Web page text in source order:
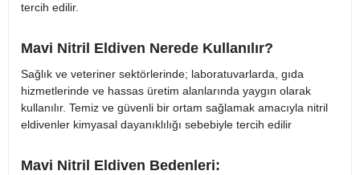
tercih edilir​.
Mavi Nitril Eldiven Nerede Kullanılır?
Sağlık ve veteriner sektörlerinde; laboratuvarlarda, gıda
hizmetlerinde ve hassas üretim alanlarında yaygın olarak
kullanılır. Temiz ve güvenli bir ortam sağlamak amacıyla nitril
eldivenler kimyasal dayanıklılığı sebebiyle tercih edilir​
Mavi Nitril Eldiven Bedenleri: